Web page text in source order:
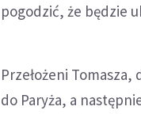
pogodzić, że będzie
Przełożeni
do Paryża, a